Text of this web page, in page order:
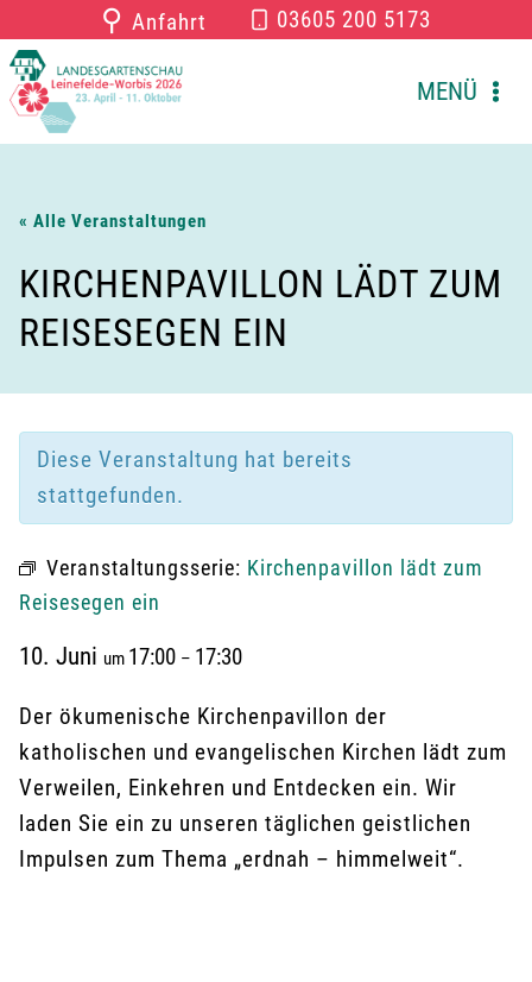
Inhalt
springen
⚲ Anfahrt 03605 200 5173
MENÜ
« Alle Veranstaltungen
KIRCHENPAVILLON LÄDT ZUM
REISESEGEN EIN
Diese Veranstaltung hat bereits
stattgefunden.
Veranstaltungsserie: Kirchenpavillon lädt zum
Reisesegen ein
10. Juni um 17:00 – 17:30
Der ökumenische Kirchenpavillon der
katholischen und evangelischen Kirchen lädt zum
Verweilen, Einkehren und Entdecken ein. Wir
laden Sie ein zu unseren täglichen geistlichen
Impulsen zum Thema „erdnah – himmelweit“.